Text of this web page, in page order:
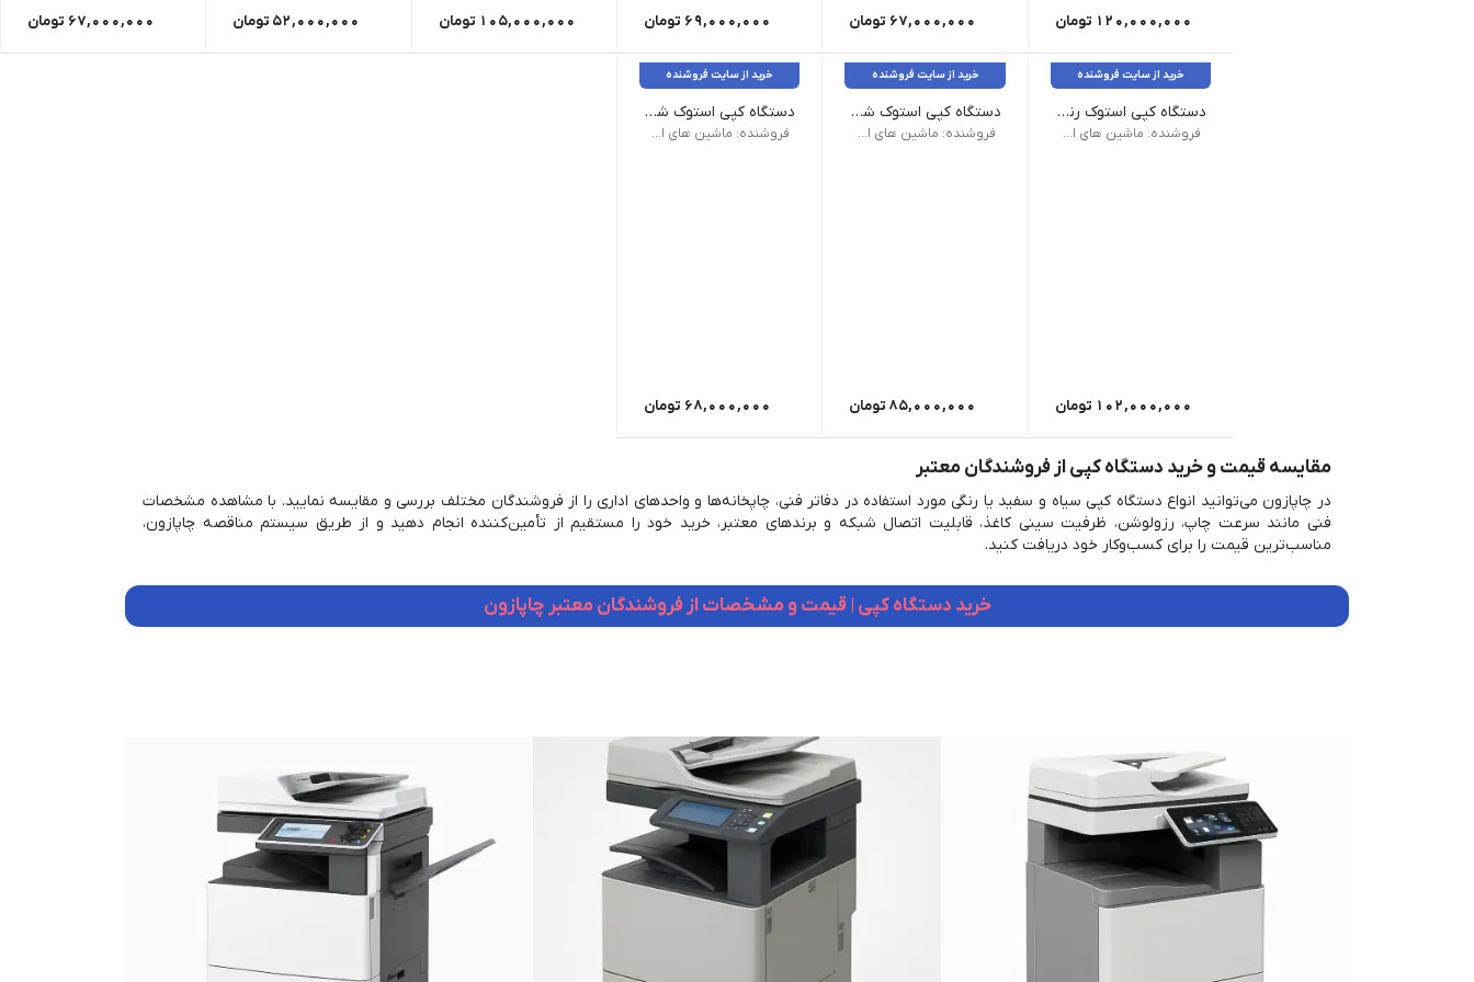
120,000,000 تومان 67,000,000 تومان 69,000,000 تومان 105,000,000 تومان 52,000,000 تومان 67,000,000 تومان
خرید از سایت فروشنده
دستگاه کپی استوک رنگی شارپ مدل Sharp MX-2314
سرعت کپی سیاه و سفید A4: 23(ppm)| سرعت کپی رنگی A4: 11(ppm)| سرعت کپی سیاه و سفید A3: 23(ppm)| سرعت کپی رنگی A3: 11(ppm)| زمان گرم شدن: 19s| حداقل سایز چاپ: A5| حداکثر سایز چاپ: A3| مدت زمان گرم شدن: 19s| حافظه رم: 2048MB| هارد دیسک: 320G| درگاه های ارتباطی: STD USB 2.010Base-T/100Base-TX/1000Base-T| توان مصرفی: 1,84kw| سایز کپی: A3| زمان خروج اولین کپی سیاه و سفید: 7,4s| زمان خروج اولین کپی رنگی: 10s| ظرفیت ADF: 100 برگ| مقصد اسکن: TIFF, PDF, PDF/A-1b, Encrypted PDF, JPEG, XPS هزینه سرویس به صورت جداگانه محاسبه میشود
فروشنده: ماشین های اداری کاراشاپ
102,000,000 تومان
خرید از سایت فروشنده
دستگاه کپی استوک شارپ مدل MX-M453N سرعت کپی A4: 45(ppm)| سرعت کپی A3: 20(ppm)| حداقل سایز چاپ: A5| حداکثر سایز چاپ: A3| مدت زمان گرم شدن: 20s| هارد دیسک: 80G| درگاه های ارتباطی: USB 2.0 و Ethernet RJ-45| توان مصرفی: 1.84(kW)| سایز کپی: A3| کپی دورو: دارد| زمان خروج اولین کپی: 3,9s| ظرفیت ADF: 100 برگ هزینه سرویس به صورت جداگانه محاسبه میشود
فروشنده: ماشین های اداری کاراشاپ
85,000,000 تومان
خرید از سایت فروشنده
دستگاه کپی استوک شارپ مدل Sharp MX-M356N سرعت کپی A4: 35(ppm)| سرعت کپی A3: 20(ppm)| حداقل سایز چاپ: A6| حداکثر سایز چاپ: A3| مدت زمان گرم شدن: 20s or less| حافظه: 2GB| هارد دیسک: 250GB| درگاه های ارتباطی: USB 2.0, 10-BaseT, 100Base-TX, 1000Base-T| توان مصرفی: 1,45kw| کپی دورو: دارد| زمان خروج اولین کپی: 4s| ظرفیت ADF: 100 برگ| مقصد اسکن: Sharpdesk Mobile| روش ارتباطی: TCP/IP (IPv4, IPv6), IPX/SPX (NetWare), EtherTalk (AppleTalk) سرعت مودم: 33.600 - 2.400bps هزینه سرویس به صورت جداگانه محاسبه میشود
فروشنده: ماشین های اداری کاراشاپ
68,000,000 تومان
مقایسه قیمت و خرید دستگاه کپی از فروشندگان معتبر
در چاپازون می‌توانید انواع دستگاه کپی سیاه‌ و سفید یا رنگی مورد استفاده در دفاتر فنی، چاپخانه‌ها و واحدهای اداری را از فروشندگان مختلف بررسی و مقایسه نمایید. با مشاهده مشخصات
فنی مانند سرعت چاپ، رزولوشن، ظرفیت سینی کاغذ، قابلیت اتصال شبکه و برندهای معتبر، خرید خود را مستقیم از تأمین‌کننده انجام دهید و از طریق سیستم مناقصه چاپازون،
مناسب‌ترین قیمت را برای کسب‌وکار خود دریافت کنید.
خرید دستگاه کپی | قیمت و مشخصات از فروشندگان معتبر چاپازون